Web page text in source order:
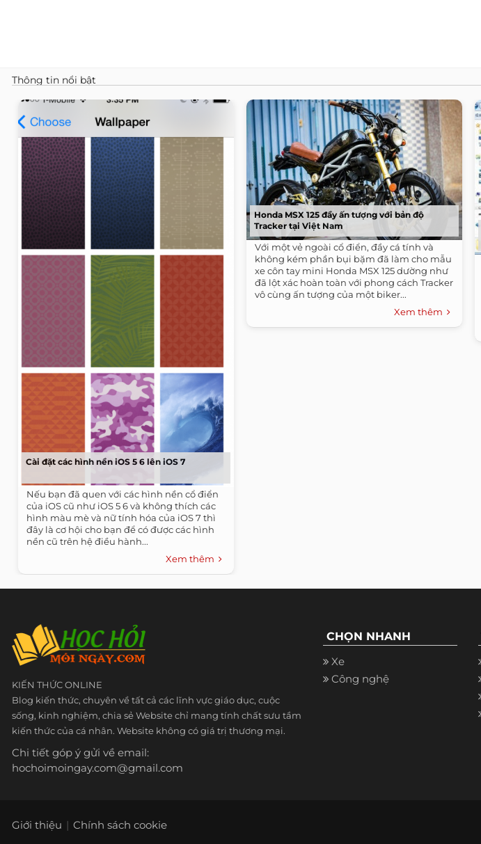
Thông tin nổi bật
Cài đặt các hình nền iOS 5 6 lên iOS 7
Nếu bạn đã quen với các hình nền cổ điển
của iOS cũ như iOS 5 6 và không thích các
hình màu mè và nữ tính hóa của iOS 7 thì
đây là cơ hội cho bạn để có được các hình
nền cũ trên hệ điều hành...
Xem thêm
Honda MSX 125 đầy ấn tượng với bản độ
Tracker tại Việt Nam
Với một vẻ ngoài cổ điển, đầy cá tính và
không kém phần bụi bặm đã làm cho mẫu
xe côn tay mini Honda MSX 125 dường như
đã lột xác hoàn toàn với phong cách Tracker
vô cùng ấn tượng của một biker...
Xem thêm
KIẾN THỨC ONLINE
Blog kiến thức, chuyên về tất cả các lĩnh vực giáo dục, cuộc
sống, kinh nghiệm, chia sẻ Website chỉ mang tính chất sưu tầm
kiến thức của cá nhân. Website không có giá trị thương mại.
Chi tiết góp ý gửi về email:
hochoimoingay.com@gmail.com
CHỌN NHANH
Xe
Công nghệ
Giới thiệu Chính sách cookie